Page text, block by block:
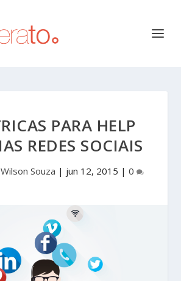
PARA HELP
REDES SOCIAIS
Wilson Souza | jun 12, 2015 | 0